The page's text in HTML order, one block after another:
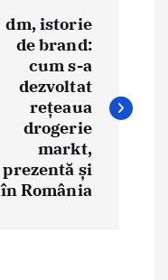
dm, istorie
de brand:
cum s-a
dezvoltat
rețeaua
drogerie
markt,
prezentă și
în România